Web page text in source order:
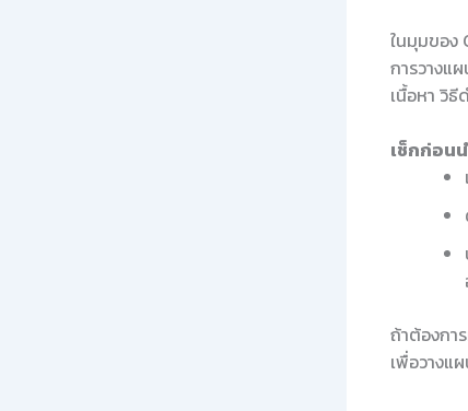
ในมุมของ
การวางแ
เนื้อหา วิ
เช็กก่อน
ถ้าต้องกา
เพื่อวางแ